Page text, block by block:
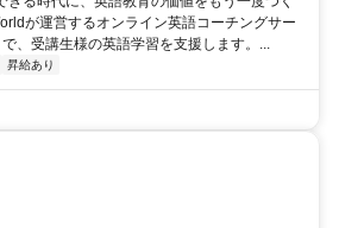
が運営するオンライン英語コーチングサー
、受講生様の英語学習を支援します。...
昇給あり